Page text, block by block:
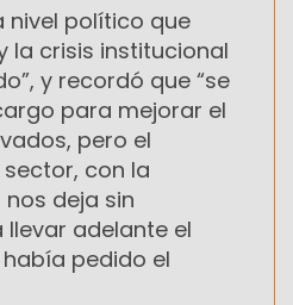
nivel político que
la crisis institucional
y recordó que “se
para mejorar el
pero el
con la
nos deja sin
adelante el
pedido el